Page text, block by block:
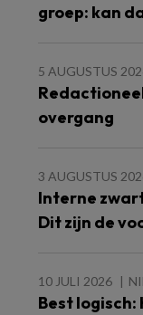
groep: kan
5 AUGUSTUS
overgang
3 AUGUSTUS
Interne
Dit zijn de
10 JULI 2026
Best